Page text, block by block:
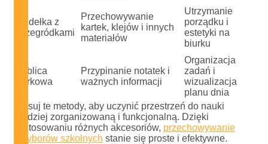
Pudełka z
przegródkami
Przechowywanie
kartek, klejów i innych
materiałów
Utrzymanie
porządku i
estetyki na
biurku
Tablica
korkowa
Przypinanie notatek i
ważnych informacji
Organizacja
zadań i
wizualizacja
planu dnia
Stosuj te metody, aby uczynić przestrzeń do nauki
bardziej zorganizowaną i funkcjonalną. Dzięki
zastosowaniu różnych akcesoriów, przechowywanie
przyborów szkolnych stanie się proste i efektywne.